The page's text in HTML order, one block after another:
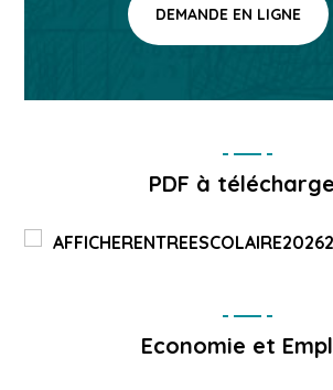
DEMANDE EN LIGNE
PDF à
Economie et